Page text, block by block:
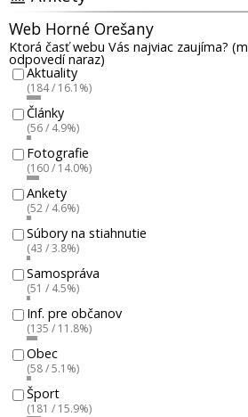
Web Horné Orešany
Ktorá časť webu Vás najviac zaujíma?
odpovedí naraz)
Aktuality
(184 / 16.1%)
Články
(56 / 4.9%)
Fotografie
(160 / 14.0%)
Ankety
(52 / 4.6%)
Súbory na stiahnutie
(43 / 3.8%)
Samospráva
(51 / 4.5%)
Inf. pre občanov
(135 / 11.8%)
Obec
(58 / 5.1%)
Šport
(181 / 15.9%)